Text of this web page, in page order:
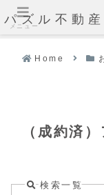
パズル不動産
Home
（成約済
検索一覧
メニュー